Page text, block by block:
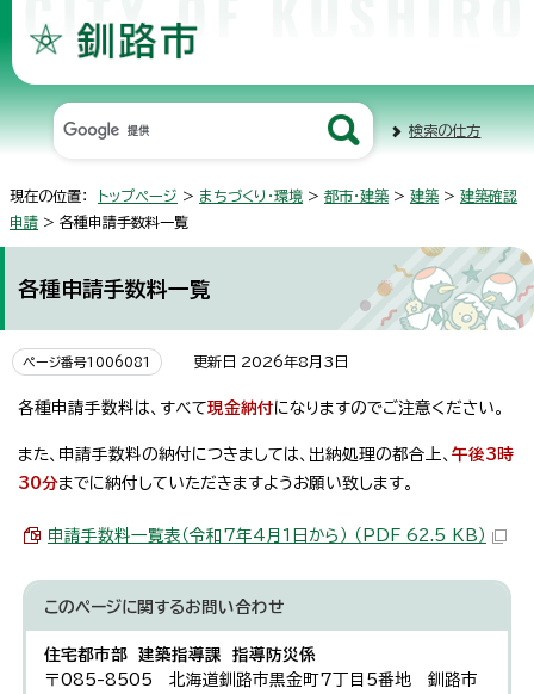
検索の仕方
現在の位置： トップページ > まちづくり・環境 > 都市・建築 > 建築 > 建築確認
申請 > 各種申請手数料一覧
各種申請手数料一覧
ページ番号1006081 更新日 2026年8月3日
各種申請手数料は、すべて現金納付になりますのでご注意ください。
また、申請手数料の納付につきましては、出納処理の都合上、 午後3時
30分までに納付していただきますようお願い致します。
申請手数料一覧表（令和7年4月1日から） （PDF 62.5 KB）
このページに関するお問い合わせ
住宅都市部 建築指導課 指導防災係
〒085-8505 北海道釧路市黒金町7丁目5番地 釧路市